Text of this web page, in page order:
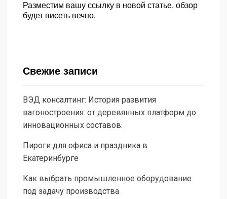
Разместим вашу ссылку в новой статье, обзор
будет висеть вечно.
Свежие записи
ВЭД консалтинг: История развития
вагоностроения: от деревянных платформ до
инновационных составов.
Пироги для офиса и праздника в
Екатеринбурге
Как выбрать промышленное оборудование
под задачу производства